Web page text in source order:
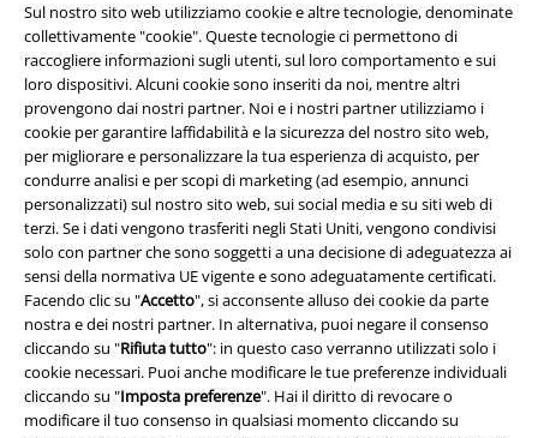
Sul nostro sito web utilizziamo cookie e altre tecnologie, denominate
collettivamente "cookie". Queste tecnologie ci permettono di
raccogliere informazioni sugli utenti, sul loro comportamento e sui
loro dispositivi. Alcuni cookie sono inseriti da noi, mentre altri
provengono dai nostri partner. Noi e i nostri partner utilizziamo i
cookie per garantire laffidabilità e la sicurezza del nostro sito web,
per migliorare e personalizzare la tua esperienza di acquisto, per
condurre analisi e per scopi di marketing (ad esempio, annunci
personalizzati) sul nostro sito web, sui social media e su siti web di
terzi. Se i dati vengono trasferiti negli Stati Uniti, vengono condivisi
solo con partner che sono soggetti a una decisione di adeguatezza ai
sensi della normativa UE vigente e sono adeguatamente certificati.
Facendo clic su "Accetto", si acconsente alluso dei cookie da parte
nostra e dei nostri partner. In alternativa, puoi negare il consenso
cliccando su "Rifiuta tutto": in questo caso verranno utilizzati solo i
cookie necessari. Puoi anche modificare le tue preferenze individuali
cliccando su "Imposta preferenze". Hai il diritto di revocare o
modificare il tuo consenso in qualsiasi momento cliccando su
Info legali
Termini & Condizioni
Redazione
Legge sulla Privacy
Smaltimento rifiuti e protezione dell’ambiente
Dichiarazione di Conformità